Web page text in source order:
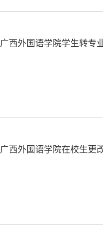
广西外国语学院学生转专
广西外国语学院在校生更